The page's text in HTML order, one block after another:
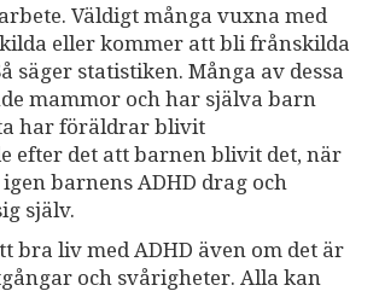
Väldigt många vuxna med
eller kommer att bli frånskilda
säger statistiken. Många av dessa
mammor och har själva barn
har föräldrar blivit
efter det att barnen blivit det, när
barnens ADHD drag och
själv.
bra liv med ADHD även om det är
och svårigheter. Alla kan